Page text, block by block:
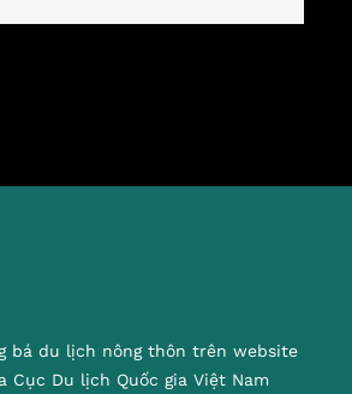
bá du lịch nông thôn trên website
Cục Du lịch Quốc gia Việt Nam